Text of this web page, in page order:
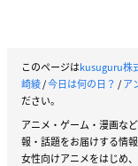
このページはkusuguru株
崎綾/今日は何の日？ /ア
ださい。
アニメ・ゲーム・漫画な
報・話題をお届けする情
女性向けアニメをはじめ